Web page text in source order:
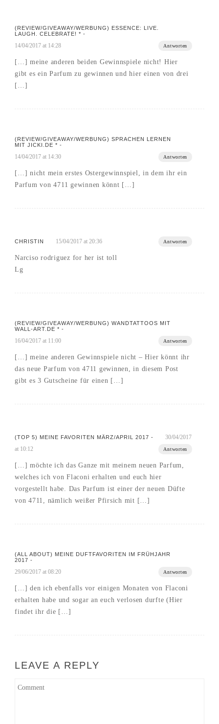
(REVIEW/GIVEAWAY/WERBUNG) ESSENCE: LIVE.
LAUGH. CELEBRATE! * -
14/04/2017 at 14:28 Antworten
[…] meine anderen beiden Gewinnspiele nicht! Hier
gibt es ein Parfum zu gewinnen und hier einen von drei
[…]
(REVIEW/GIVEAWAY/WERBUNG) SPRACHEN LERNEN
MIT JICKI.DE * -
14/04/2017 at 14:30 Antworten
[…] nicht mein erstes Ostergewinnspiel, in dem ihr ein
Parfum von 4711 gewinnen könnt […]
CHRISTIN 15/04/2017 at 20:36 Antworten
Narciso rodriguez for her ist toll
Lg
(REVIEW/GIVEAWAY/WERBUNG) WANDTATTOOS MIT
WALL-ART.DE * -
16/04/2017 at 11:00 Antworten
[…] meine anderen Gewinnspiele nicht – Hier könnt ihr
das neue Parfum von 4711 gewinnen, in diesem Post
gibt es 3 Gutscheine für einen […]
(TOP 5) MEINE FAVORITEN MÄRZ/APRIL 2017 -
30/04/2017
at 10:12
Antworten
[…] möchte ich das Ganze mit meinem neuen Parfum,
welches ich von Flaconi erhalten und euch hier
vorgestellt habe. Das Parfum ist einer der neuen Düfte
von 4711, nämlich weißer Pfirsich mit […]
(ALL ABOUT) MEINE DUFTFAVORITEN IM FRÜHJAHR
2017 -
29/06/2017 at 08:20 Antworten
[…] den ich ebenfalls vor einigen Monaten von Flaconi
erhalten habe und sogar an euch verlosen durfte (Hier
findet ihr die […]
LEAVE A REPLY